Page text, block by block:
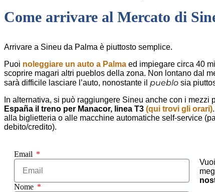
Come arrivare al Mercato di
Arrivare a Sineu da Palma è piuttosto semplice.
Puoi noleggiare un auto a Palma ed impiegare circa 40
scoprire magari altri pueblos della zona. Non lontano dal
sarà difficile lasciare l’auto, nonostante il pueblo sia
In alternativa, si può raggiungere Sineu anche con i
España il treno per Manacor, linea T3 (qui trovi gli orari)
alla biglietteria o alle macchine automatiche self-service
debito/credito).
Email
Nome